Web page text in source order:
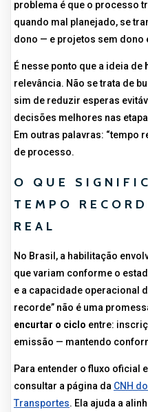
problema é que o processo
quando mal planejado, se
dono — e projetos sem dono
É nesse ponto que a ideia de
relevância. Não se trata de
sim de reduzir esperas
decisões melhores nas
Em outras palavras: “tempo
de processo.
O QUE
TEMPO
REAL
No Brasil, a habilitação
que variam conforme o
e a capacidade operacional
recorde” não é uma
encurtar o ciclo entre:
emissão — mantendo
Para entender o fluxo oficial
consultar a página da CNH
Transportes. Ela ajuda a